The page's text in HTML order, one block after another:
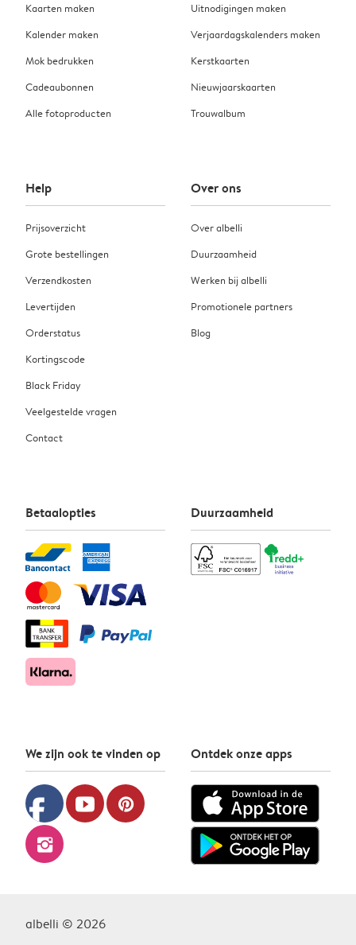
Kaarten maken
Kalender maken
Mok bedrukken
Cadeaubonnen
Alle fotoproducten
Uitnodigingen maken
Verjaardagskalenders maken
Kerstkaarten
Nieuwjaarskaarten
Trouwalbum
Help
Prijsoverzicht
Grote bestellingen
Verzendkosten
Levertijden
Orderstatus
Kortingscode
Black Friday
Veelgestelde vragen
Contact
Over ons
Over albelli
Duurzaamheid
Werken bij albelli
Promotionele partners
Blog
Betaalopties Duurzaamheid
We zijn ook te vinden op
facebook youtube pinterest
instagram
Ontdek onze apps
albelli © 2026